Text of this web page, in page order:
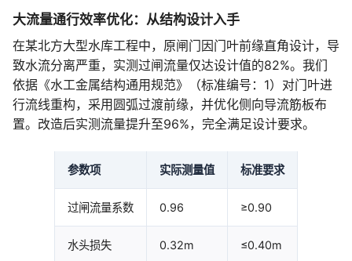
大流量通行效率优化：从结构设计入手
在某北方大型水库工程中，原闸门因门叶前缘直角设计，导
致水流分离严重，实测过闸流量仅达设计值的82%。我们
依据《水工金属结构通用规范》（标准编号：1）对门叶进
行流线重构，采用圆弧过渡前缘，并优化侧向导流筋板布
置。改造后实测流量提升至96%，完全满足设计要求。
参数项 实际测量值 标准要求
过闸流量系数 0.96 ≥0.90
水头损失 0.32m ≤0.40m